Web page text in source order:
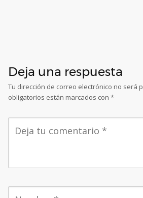
Deja una respuesta
Tu dirección de correo electrónico no será
obligatorios están marcados con *